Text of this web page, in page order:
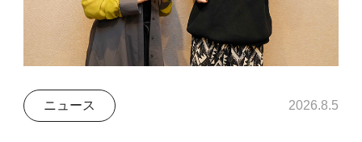
ニュース 2026.8.5